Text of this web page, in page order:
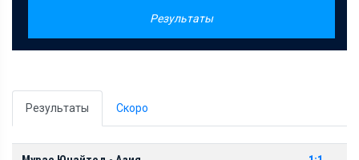
Результаты
Результаты Скоро